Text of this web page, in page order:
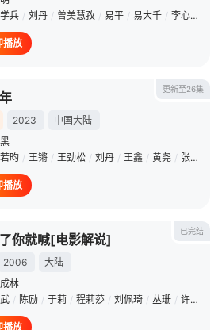
兵 / 刘丹 / 曾美慧孜 / 易平 / 易大千 / 李心然
播放
更新至26集
2023
中国大陆
昀 / 王锵 / 王劲松 / 刘丹 / 王鑫 / 黄尧 / 张琛
播放
已完结
你就喊[电影解说]
2006
大陆
林
/ 陈励 / 于莉 / 程莉莎 / 刘佩琦 / 丛珊 / 许文广
播放